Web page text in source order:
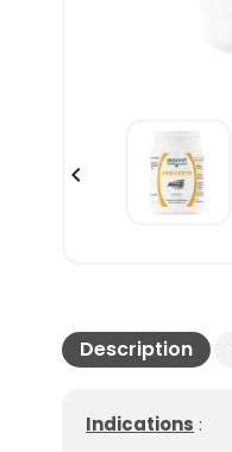

Description
Indications :